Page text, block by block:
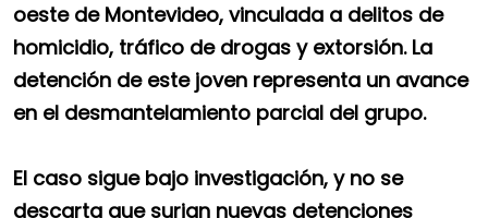
oeste de Montevideo, vinculada a delitos de
homicidio, tráfico de drogas y extorsión. La
detención de este joven representa un avance
en el desmantelamiento parcial del grupo.
El caso sigue bajo investigación, y no se
descarta que surjan nuevas detenciones